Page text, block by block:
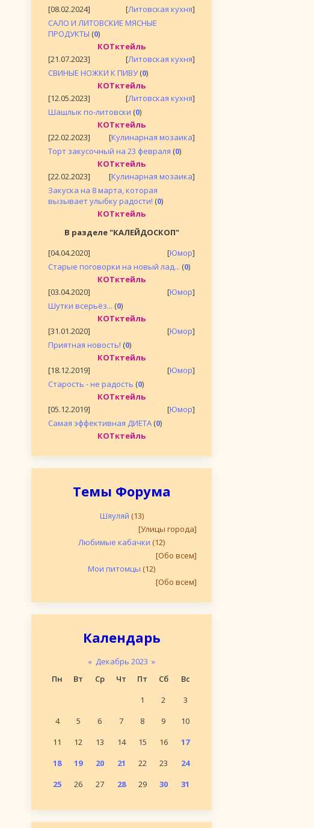
[08.02.2024]
[Литовская кухня]
САЛО И ЛИТОВСКИЕ МЯСНЫЕ
ПРОДУКТЫ (0)
КОТктейль
[21.07.2023]
[Литовская кухня]
СВИНЫЕ НОЖКИ К ПИВУ (0)
КОТктейль
[12.05.2023]
[Литовская кухня]
Шашлык по-литовски (0)
КОТктейль
[22.02.2023]
[Кулинарная мозаика]
Торт закусочный на 23 февраля (0)
КОТктейль
[22.02.2023]
[Кулинарная мозаика]
Закуска на 8 марта, которая
вызывает улыбку радости! (0)
КОТктейль
В разделе "КАЛЕЙДОСКОП"
[04.04.2020]
[Юмор]
Старые поговорки на новый лад... (0)
КОТктейль
[03.04.2020]
[Юмор]
Шутки всерьёз... (0)
КОТктейль
[31.01.2020]
[Юмор]
Приятная новость! (0)
КОТктейль
[18.12.2019]
[Юмор]
Старость - не радость (0)
КОТктейль
[05.12.2019]
[Юмор]
Самая эффективная ДИЕТА (0)
КОТктейль
Темы Форума
Шяуляй (13)
[Улицы города]
Любимые кабачки (12)
[Обо всем]
Мои питомцы (12)
[Обо всем]
Календарь
« Декабрь 2023 »
Пн
Вт Ср Чт Пт Сб
Вс
1
2
3
4
5 6 7 8 9
10
11
12 13 14 15 16
17
18
19 20 21 22 23
24
25
26 27 28 29 30 31